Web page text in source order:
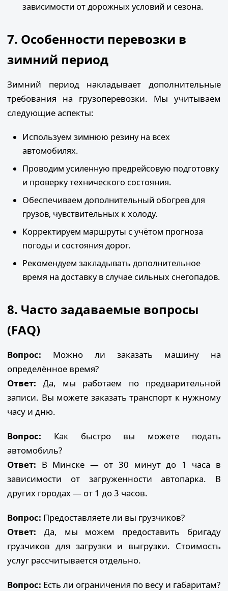
зависимости от дорожных условий и сезона.
7. Особенности перевозки в
зимний период
Зимний период накладывает дополнительные
требования на грузоперевозки. Мы учитываем
следующие аспекты:
Используем зимнюю резину на всех
автомобилях.
Проводим усиленную предрейсовую подготовку
и проверку технического состояния.
Обеспечиваем дополнительный обогрев для
грузов, чувствительных к холоду.
Корректируем маршруты с учётом прогноза
погоды и состояния дорог.
Рекомендуем закладывать дополнительное
время на доставку в случае сильных снегопадов.
8. Часто задаваемые вопросы
(FAQ)
Вопрос: Можно ли заказать машину на
определённое время?
Ответ: Да, мы работаем по предварительной
записи. Вы можете заказать транспорт к нужному
часу и дню.
Вопрос: Как быстро вы можете подать
автомобиль?
Ответ: В Минске — от 30 минут до 1 часа в
зависимости от загруженности автопарка. В
других городах — от 1 до 3 часов.
Вопрос: Предоставляете ли вы грузчиков?
Ответ: Да, мы можем предоставить бригаду
грузчиков для загрузки и выгрузки. Стоимость
услуг рассчитывается отдельно.
Вопрос: Есть ли ограничения по весу и габаритам?